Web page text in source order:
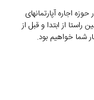
اجاره آپارتمانهای
از ابتدا و قبل از
شما خواهیم بود.